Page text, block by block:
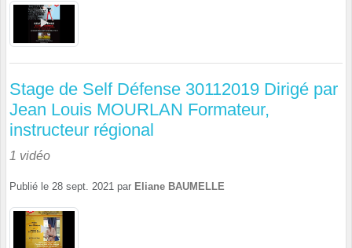
Stage de Self Défense 30112019 Dirigé par
Jean Louis MOURLAN Formateur,
instructeur régional
1 vidéo
Publié le 28 sept. 2021 par Eliane BAUMELLE